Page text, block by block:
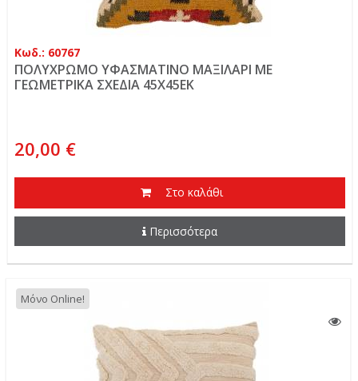
Κωδ.: 60767
ΠΟΛΥΧΡΩΜΟ ΥΦΑΣΜΑΤΙΝΟ ΜΑΞΙΛΑΡΙ ΜΕ
ΓΕΩΜΕΤΡΙΚΑ ΣΧΕΔΙΑ 45Χ45ΕΚ
20,00 €
Στο καλάθι
Περισσότερα
Μόνο Online!